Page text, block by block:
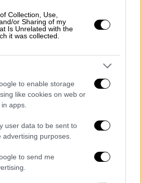
Collection, Use,
or Sharing of my
Is Unrelated with the
it was collected.
to enable storage
like cookies on web or
apps.
user data to be sent to
purposes.
to send me
συγκεκριμένα στην
Καμάλ Αντουάν
λειτουργεί στη
επιδρομή
την Παρασκευή,
Υγείας του
ότι η επιδρομή του
στο νοσοκομείο, το
στον καταυλισμό Τζαμπάλια
μεγάλη